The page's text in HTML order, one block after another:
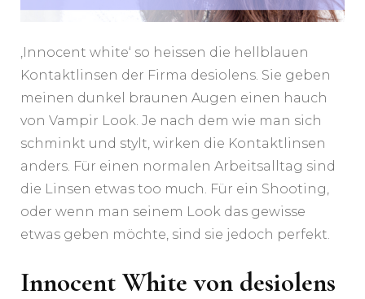
‚Innocent white‘ so heissen die hellblauen
Kontaktlinsen der Firma desiolens. Sie geben
meinen dunkel braunen Augen einen hauch
von Vampir Look. Je nach dem wie man sich
schminkt und stylt, wirken die Kontaktlinsen
anders. Für einen normalen Arbeitsalltag sind
die Linsen etwas too much. Für ein Shooting,
oder wenn man seinem Look das gewisse
etwas geben möchte, sind sie jedoch perfekt.
Innocent White von desiolens